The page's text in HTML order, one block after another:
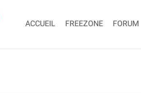
ACCUEIL FREEZONE FORUM